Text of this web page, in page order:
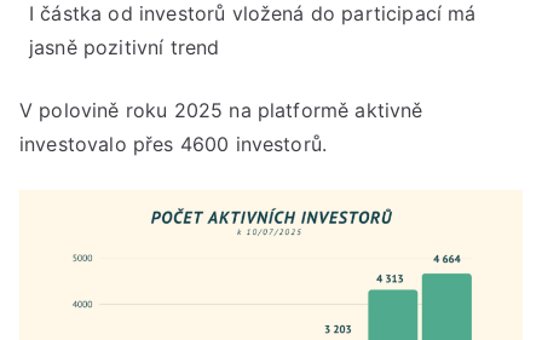
I částka od investorů vložená do participací má
jasně pozitivní trend
V polovině roku 2025 na platformě aktivně
investovalo přes 4600 investorů.